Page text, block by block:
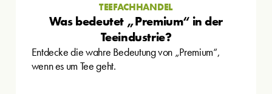
TEEFACHHANDEL
Was bedeutet „Premium“ in der
Teeindustrie?
Entdecke die wahre Bedeutung von „Premium“,
wenn es um Tee geht.